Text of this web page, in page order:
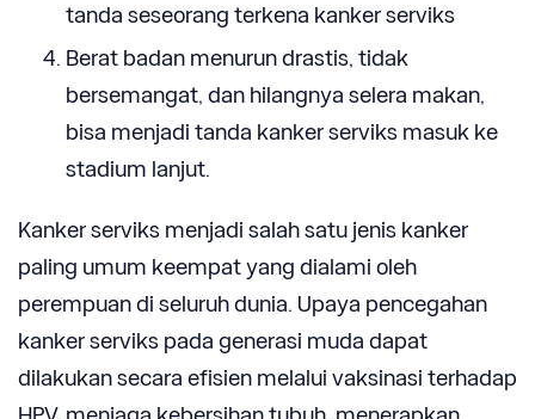
tanda seseorang terkena kanker serviks
Berat badan menurun drastis, tidak
bersemangat, dan hilangnya selera makan,
bisa menjadi tanda kanker serviks masuk ke
stadium lanjut.
Kankerserviks menjadi salah satu jenis kanker
paling umum keempat yang dialami oleh
perempuan di seluruh dunia. Upaya pencegahan
kanker serviks pada generasi muda dapat
dilakukan secara efisien melalui vaksinasi terhadap